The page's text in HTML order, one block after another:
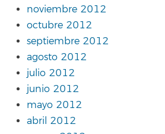
noviembre 2012
octubre 2012
septiembre 2012
agosto 2012
julio 2012
junio 2012
mayo 2012
abril 2012